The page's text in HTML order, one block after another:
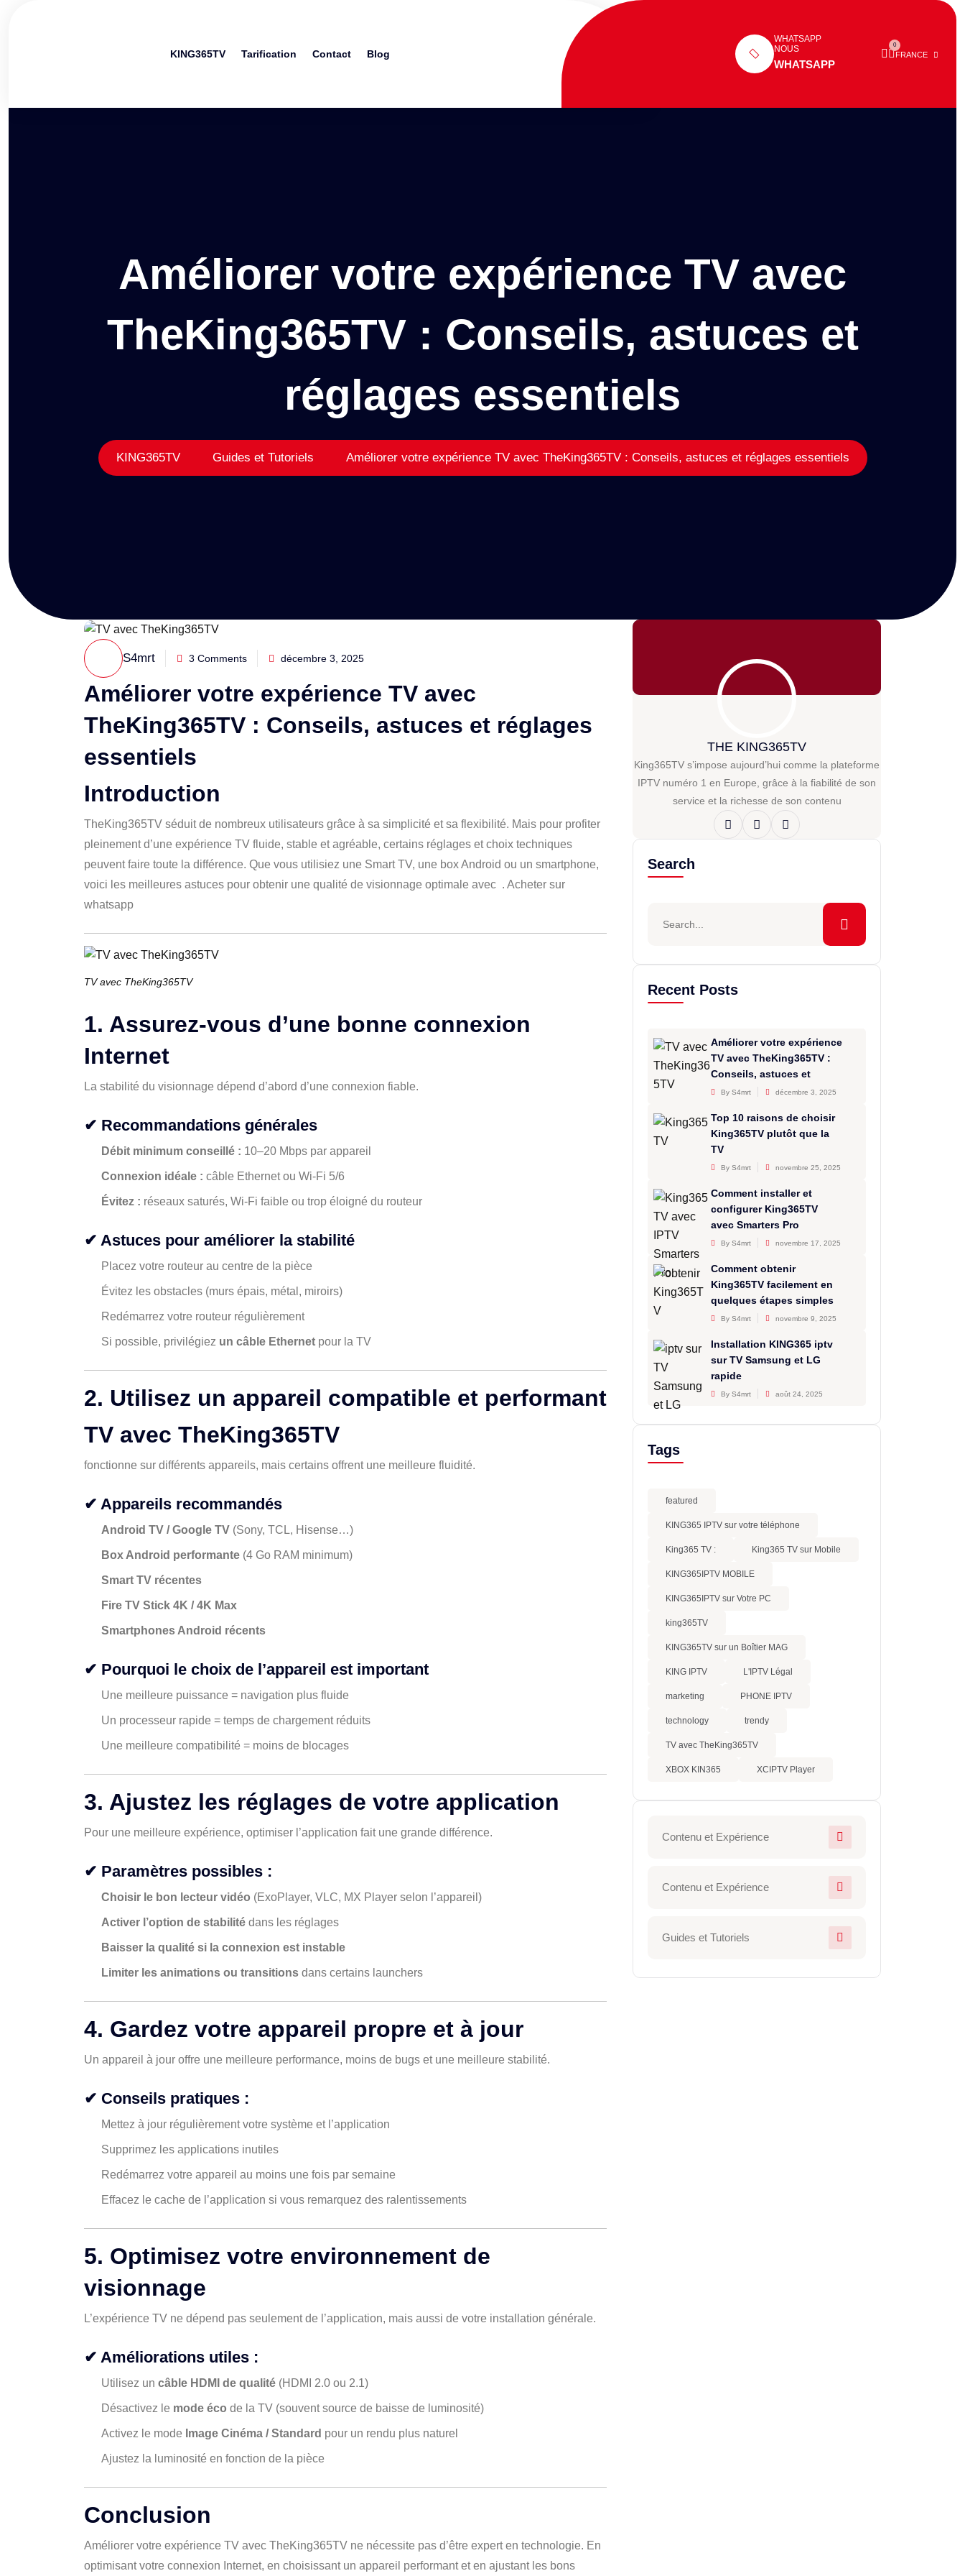
KING365TV Tarification Contact Blog
WHATSAPP
NOUS
WHATSAPP
0
FRANCE
Améliorer votre expérience TV avec
TheKing365TV : Conseils, astuces et
réglages essentiels
KING365TV Guides et Tutoriels Améliorer votre expérience TV avec TheKing365TV : Conseils, astuces et réglages essentiels
S4mrt 3 Comments décembre 3, 2025
Améliorer votre expérience TV avec
TheKing365TV : Conseils, astuces et réglages
essentiels
Introduction
TheKing365TV séduit de nombreux utilisateurs grâce à sa simplicité et sa flexibilité. Mais pour profiter
pleinement d’une expérience TV fluide, stable et agréable, certains réglages et choix techniques
peuvent faire toute la différence. Que vous utilisiez une Smart TV, une box Android ou un smartphone,
voici les meilleures astuces pour obtenir une qualité de visionnage optimale avec . Acheter sur
whatsapp
TV avec TheKing365TV
1. Assurez-vous d’une bonne connexion
Internet
La stabilité du visionnage dépend d’abord d’une connexion fiable.
✔ Recommandations générales
Débit minimum conseillé : 10–20 Mbps par appareil
Connexion idéale : câble Ethernet ou Wi-Fi 5/6
Évitez : réseaux saturés, Wi-Fi faible ou trop éloigné du routeur
✔ Astuces pour améliorer la stabilité
Placez votre routeur au centre de la pièce
Évitez les obstacles (murs épais, métal, miroirs)
Redémarrez votre routeur régulièrement
Si possible, privilégiez un câble Ethernet pour la TV
2. Utilisez un appareil compatible et performant
TV avec TheKing365TV
fonctionne sur différents appareils, mais certains offrent une meilleure fluidité.
✔ Appareils recommandés
Android TV / Google TV (Sony, TCL, Hisense…)
Box Android performante (4 Go RAM minimum)
Smart TV récentes
Fire TV Stick 4K / 4K Max
Smartphones Android récents
✔ Pourquoi le choix de l’appareil est important
Une meilleure puissance = navigation plus fluide
Un processeur rapide = temps de chargement réduits
Une meilleure compatibilité = moins de blocages
3. Ajustez les réglages de votre application
Pour une meilleure expérience, optimiser l’application fait une grande différence.
✔ Paramètres possibles :
Choisir le bon lecteur vidéo (ExoPlayer, VLC, MX Player selon l’appareil)
Activer l’option de stabilité dans les réglages
Baisser la qualité si la connexion est instable
Limiter les animations ou transitions dans certains launchers
4. Gardez votre appareil propre et à jour
Un appareil à jour offre une meilleure performance, moins de bugs et une meilleure stabilité.
✔ Conseils pratiques :
Mettez à jour régulièrement votre système et l’application
Supprimez les applications inutiles
Redémarrez votre appareil au moins une fois par semaine
Effacez le cache de l’application si vous remarquez des ralentissements
5. Optimisez votre environnement de
visionnage
L’expérience TV ne dépend pas seulement de l’application, mais aussi de votre installation générale.
✔ Améliorations utiles :
Utilisez un câble HDMI de qualité (HDMI 2.0 ou 2.1)
Désactivez le mode éco de la TV (souvent source de baisse de luminosité)
Activez le mode Image Cinéma / Standard pour un rendu plus naturel
Ajustez la luminosité en fonction de la pièce
Conclusion
Améliorer votre expérience TV avec TheKing365TV ne nécessite pas d’être expert en technologie. En
optimisant votre connexion Internet, en choisissant un appareil performant et en ajustant les bons
THE KING365TV
King365TV s’impose aujourd’hui comme la plateforme
IPTV numéro 1 en Europe, grâce à la fiabilité de son
service et la richesse de son contenu
Search
Recent Posts
Améliorer votre expérience
TV avec TheKing365TV :
Conseils, astuces et
By S4mrt décembre 3, 2025
Top 10 raisons de choisir
King365TV plutôt que la
TV
By S4mrt novembre 25, 2025
Comment installer et
configurer King365TV
avec Smarters Pro
By S4mrt novembre 17, 2025
Comment obtenir
King365TV facilement en
quelques étapes simples
By S4mrt novembre 9, 2025
Installation KING365 iptv
sur TV Samsung et LG
rapide
By S4mrt août 24, 2025
Tags
featured
KING365 IPTV sur votre téléphone
King365 TV : King365 TV sur Mobile
KING365IPTV MOBILE
KING365IPTV sur Votre PC
king365TV
KING365TV sur un Boîtier MAG
KING IPTV L'IPTV Légal
marketing PHONE IPTV
technology trendy
TV avec TheKing365TV
XBOX KIN365 XCIPTV Player
Contenu et Expérience
Contenu et Expérience
Guides et Tutoriels